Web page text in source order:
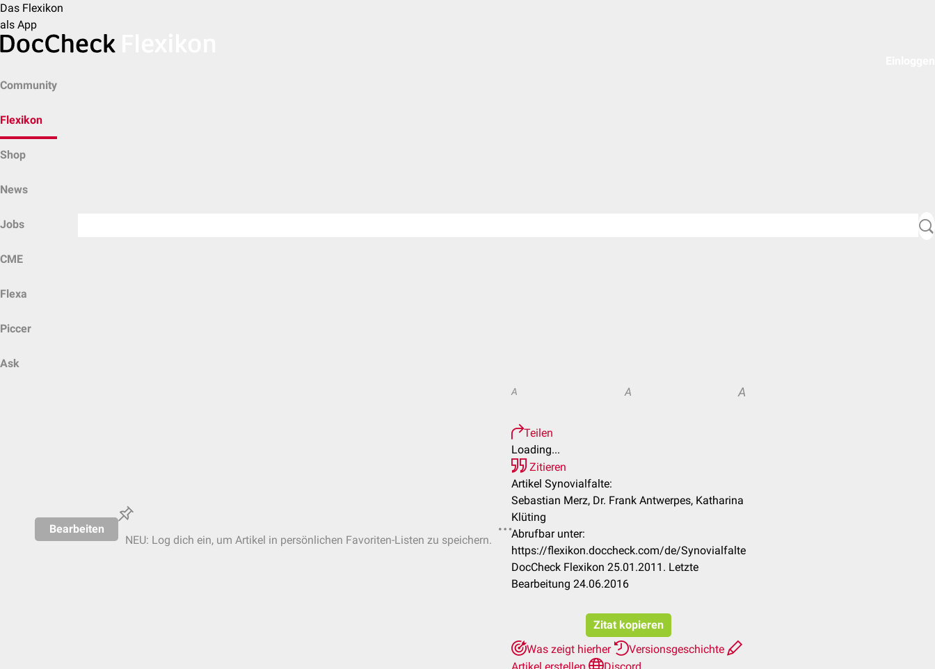
Das Flexikon
als App
Community
Flexikon
Shop
News
Jobs
CME
Flexa
Piccer
Ask
Bearbeiten
NEU: Log dich ein, um Artikel in persönlichen Favoriten-Listen zu speichern.
A A A
Teilen
Loading...
Zitieren
Artikel Synovialfalte:
Sebastian Merz, Dr. Frank Antwerpes, Katharina
Klüting
Abrufbar unter:
https://flexikon.doccheck.com/de/Synovialfalte
DocCheck Flexikon 25.01.2011. Letzte
Bearbeitung 24.06.2016
Zitat kopieren
Was zeigt hierher
Versionsgeschichte